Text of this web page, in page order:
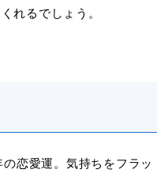
れるでしょう。
恋愛運。気持ちをフラッ